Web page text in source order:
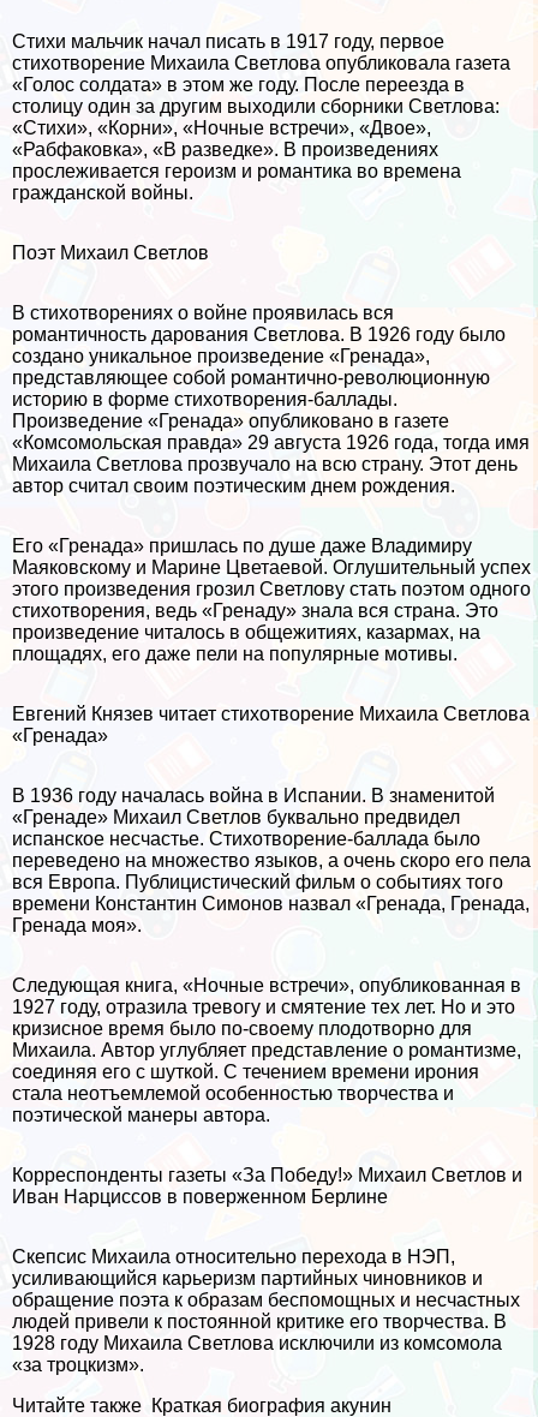
Стихи мальчик начал писать в 1917 году, первое
стихотворение Михаила Светлова опубликовала газета
«Голос солдата» в этом же году. После переезда в
столицу один за другим выходили сборники Светлова:
«Стихи», «Корни», «Ночные встречи», «Двое»,
«Рабфаковка», «В разведке». В произведениях
прослеживается героизм и романтика во времена
гражданской войны.
Поэт Михаил Светлов
В стихотворениях о войне проявилась вся
романтичность дарования Светлова. В 1926 году было
создано уникальное произведение «Гренада»,
представляющее собой романтично-революционную
историю в форме стихотворения-баллады.
Произведение «Гренада» опубликовано в газете
«Комсомольская правда» 29 августа 1926 года, тогда имя
Михаила Светлова прозвучало на всю страну. Этот день
автор считал своим поэтическим днем рождения.
Его «Гренада» пришлась по душе даже Владимиру
Маяковскому и Марине Цветаевой. Оглушительный успех
этого произведения грозил Светлову стать поэтом одного
стихотворения, ведь «Гренаду» знала вся страна. Это
произведение читалось в общежитиях, казармах, на
площадях, его даже пели на популярные мотивы.
Евгений Князев читает стихотворение Михаила Светлова
«Гренада»
В 1936 году началась война в Испании. В знаменитой
«Гренаде» Михаил Светлов буквально предвидел
испанское несчастье. Стихотворение-баллада было
переведено на множество языков, а очень скоро его пела
вся Европа. Публицистический фильм о событиях того
времени Константин Симонов назвал «Гренада, Гренада,
Гренада моя».
Следующая книга, «Ночные встречи», опубликованная в
1927 году, отразила тревогу и смятение тех лет. Но и это
кризисное время было по-своему плодотворно для
Михаила. Автор углубляет представление о романтизме,
соединяя его с шуткой. С течением времени ирония
стала неотъемлемой особенностью творчества и
поэтической манеры автора.
Корреспонденты газеты «За Победу!» Михаил Светлов и
Иван Нарциссов в поверженном Берлине
Скепсис Михаила относительно перехода в НЭП,
усиливающийся карьеризм партийных чиновников и
обращение поэта к образам беспомощных и несчастных
людей привели к постоянной критике его творчества. В
1928 году Михаила Светлова исключили из комсомола
«за троцкизм».
Читайте также Краткая биография акyнин